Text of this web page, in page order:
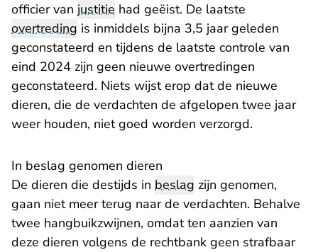
officier van justitie had geëist. De laatste
overtreding is inmiddels bijna 3,5 jaar geleden
geconstateerd en tijdens de laatste controle van
eind 2024 zijn geen nieuwe overtredingen
geconstateerd. Niets wijst erop dat de nieuwe
dieren, die de verdachten de afgelopen twee jaar
weer houden, niet goed worden verzorgd.
In beslag genomen dieren
De dieren die destijds in beslag zijn genomen,
gaan niet meer terug naar de verdachten. Behalve
twee hangbuikzwijnen, omdat ten aanzien van
deze dieren volgens de rechtbank geen strafbaar